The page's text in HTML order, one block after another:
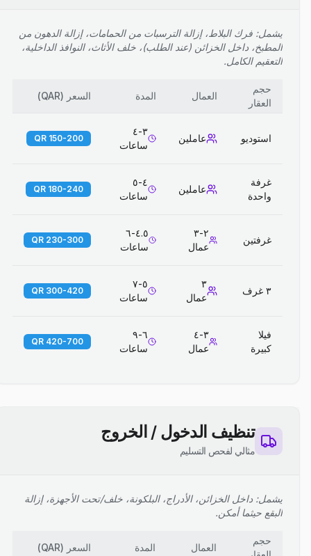
يشمل: فرك البلاط، إزالة الترسبات من الحمامات، إزالة الدهون من
المطبخ، داخل الخزائن (عند الطلب)، خلف الأثاث، النوافذ الداخلية،
التعقيم الكامل.
حجم
العقار
العمال المدة السعر (
QAR
)
استوديو عاملين
٣-٤
ساعات
150-200 QR
غرفة
واحدة
عاملين
٤-٥
ساعات
180-240 QR
غرفتين
٢-٣
عمال
٤.٥-٦
ساعات
230-300 QR
٣ غرف
٣
عمال
٥-٧
ساعات
300-420 QR
فيلا
كبيرة
٣-٤
عمال
٦-٩
ساعات
420-700 QR
تنظيف الدخول / الخروج
مثالي لفحص التسليم
يشمل: داخل الخزائن، الأدراج، البلكونة، خلف/تحت الأجهزة، إزالة
البقع حيثما أمكن.
حجم
العمال المدة السعر (
QAR
)